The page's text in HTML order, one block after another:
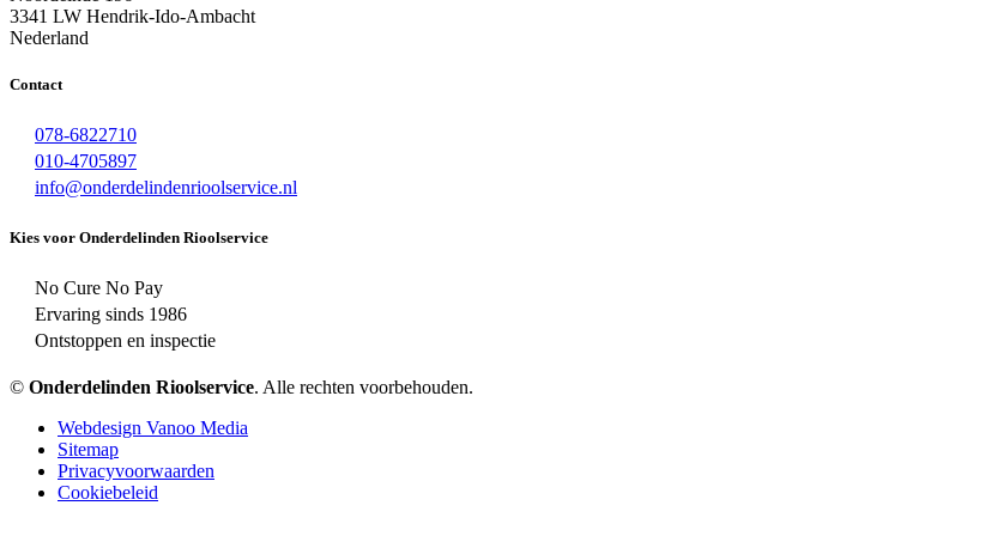
3341 LW Hendrik-Ido-Ambacht
Nederland
Contact
078-6822710
010-4705897
info@onderdelindenrioolservice.nl
Kies voor Onderdelinden Rioolservice
No Cure No Pay
Ervaring sinds 1986
Ontstoppen en inspectie
© Onderdelinden Rioolservice. Alle rechten voorbehouden.
Webdesign Vanoo Media
Sitemap
Privacyvoorwaarden
Cookiebeleid